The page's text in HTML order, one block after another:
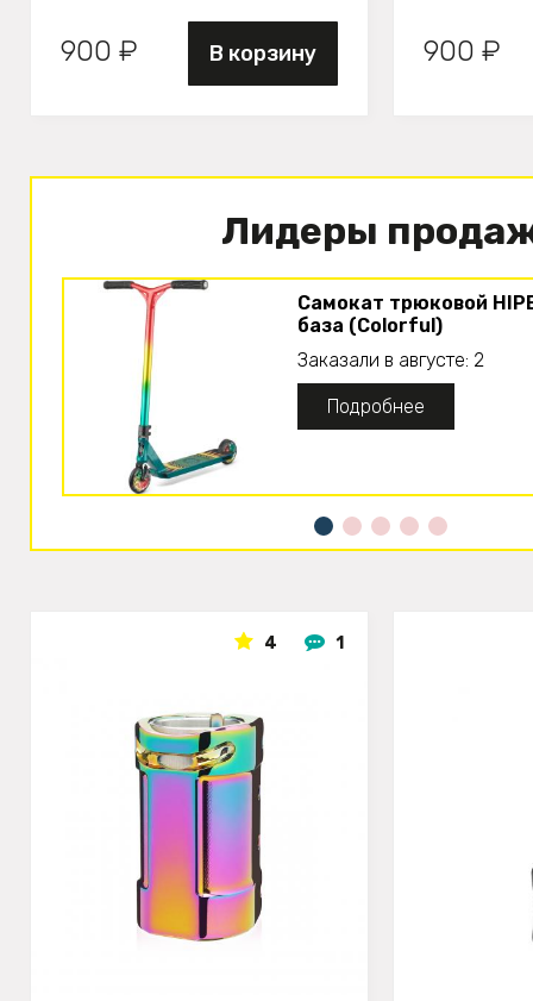
900 ₽ В корзину 900 ₽
Лидеры
Самокат трюковой
база (Colorful)
Заказали в августе: 2
Подробнее
4 1